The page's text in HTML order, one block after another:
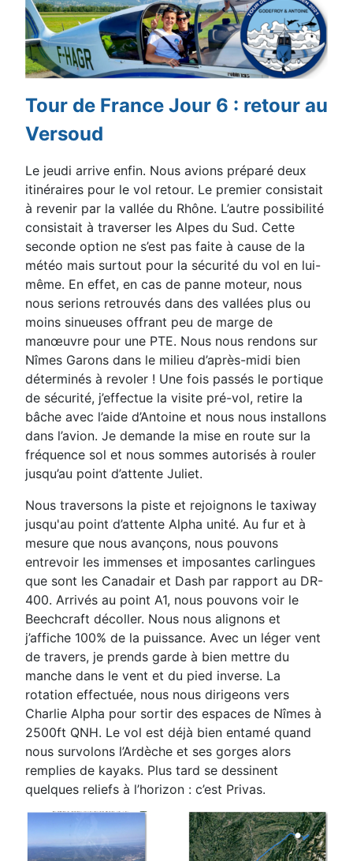
Tour de France Jour 6 : retour au
Versoud
Le jeudi arrive enfin. Nous avions préparé deux
itinéraires pour le vol retour. Le premier consistait
à revenir par la vallée du Rhône. L’autre possibilité
consistait à traverser les Alpes du Sud. Cette
seconde option ne s’est pas faite à cause de la
météo mais surtout pour la sécurité du vol en lui-
même. En effet, en cas de panne moteur, nous
nous serions retrouvés dans des vallées plus ou
moins sinueuses offrant peu de marge de
manœuvre pour une PTE. Nous nous rendons sur
Nîmes Garons dans le milieu d’après-midi bien
déterminés à revoler ! Une fois passés le portique
de sécurité, j’effectue la visite pré-vol, retire la
bâche avec l’aide d’Antoine et nous nous installons
dans l’avion. Je demande la mise en route sur la
fréquence sol et nous sommes autorisés à rouler
jusqu’au point d’attente Juliet.
Nous traversons la piste et rejoignons le taxiway
jusqu'au point d’attente Alpha unité. Au fur et à
mesure que nous avançons, nous pouvons
entrevoir les immenses et imposantes carlingues
que sont les Canadair et Dash par rapport au DR-
400. Arrivés au point A1, nous pouvons voir le
Beechcraft décoller. Nous nous alignons et
j’affiche 100% de la puissance. Avec un léger vent
de travers, je prends garde à bien mettre du
manche dans le vent et du pied inverse. La
rotation effectuée, nous nous dirigeons vers
Charlie Alpha pour sortir des espaces de Nîmes à
2500ft QNH. Le vol est déjà bien entamé quand
nous survolons l’Ardèche et ses gorges alors
remplies de kayaks. Plus tard se dessinent
quelques reliefs à l’horizon : c’est Privas.